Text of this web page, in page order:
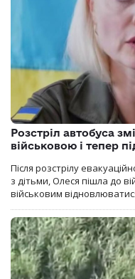
Розстріл автобуса
військовою і тепер
Після розстрілу
з дітьми, Олеся пішла до
військовим